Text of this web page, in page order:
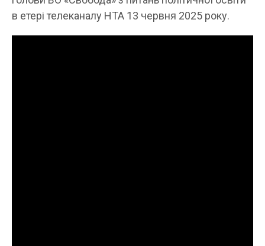
в етері телеканалу НТА 13 червня 2025 року.